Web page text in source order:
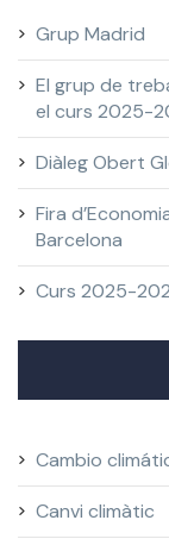
Grup Madrid
El grup de
el curs 2025-
Diàleg Obert
Fira
Barcelona
Curs 2025-
Cambio
Canvi climàtic